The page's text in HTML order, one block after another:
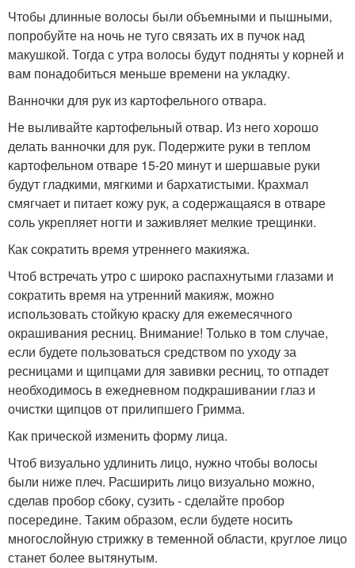
Чтобы длинные волосы были объемными и пышными,
попробуйте на ночь не туго связать их в пучок над
макушкой. Тогда с утра волосы будут подняты у корней и
вам понадобиться меньше времени на укладку.
Ванночки для рук из картофельного отвара.
Не выливайте картофельный отвар. Из него хорошо
делать ванночки для рук. Подержите руки в теплом
картофельном отваре 15-20 минут и шершавые руки
будут гладкими, мягкими и бархатистыми. Крахмал
смягчает и питает кожу рук, а содержащаяся в отваре
соль укрепляет ногти и заживляет мелкие трещинки.
Как сократить время утреннего макияжа.
Чтоб встречать утро с широко распахнутыми глазами и
сократить время на утренний макияж, можно
использовать стойкую краску для ежемесячного
окрашивания ресниц. Внимание! Только в том случае,
если будете пользоваться средством по уходу за
ресницами и щипцами для завивки ресниц, то отпадет
необходимось в ежедневном подкрашивании глаз и
очистки щипцов от прилипшего Гримма.
Как прической изменить форму лица.
Чтоб визуально удлинить лицо, нужно чтобы волосы
были ниже плеч. Расширить лицо визуально можно,
сделав пробор сбоку, сузить - сделайте пробор
посередине. Таким образом, если будете носить
многослойную стрижку в теменной области, круглое лицо
станет более вытянутым.